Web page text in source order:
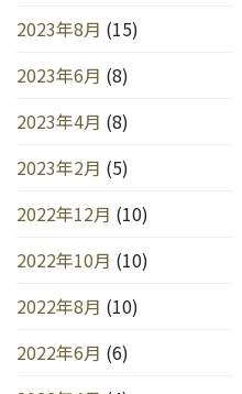
2023年8月 (15)
2023年6月 (8)
2023年4月 (8)
2023年2月 (5)
2022年12月 (10)
2022年10月 (10)
2022年8月 (10)
2022年6月 (6)